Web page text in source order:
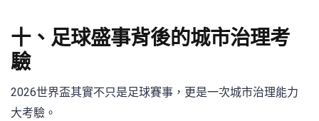
十、足球盛事背後的城市治理考
驗
2026世界盃其實不只是足球賽事，更是一次城市治理能力
大考驗。